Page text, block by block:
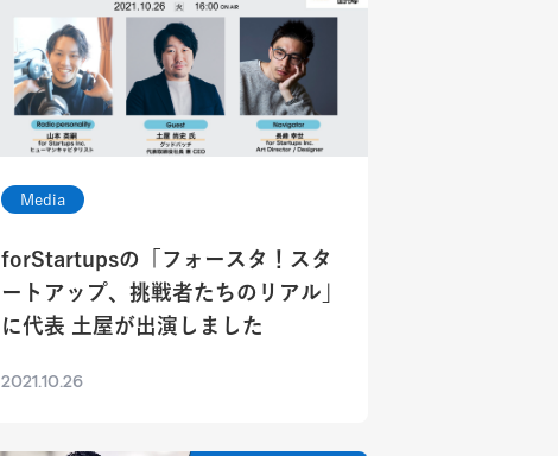
Media
forStartupsの「フォースタ！スタ
ートアップ、挑戦者たちのリアル」
に代表 土屋が出演しました
2021.10.26